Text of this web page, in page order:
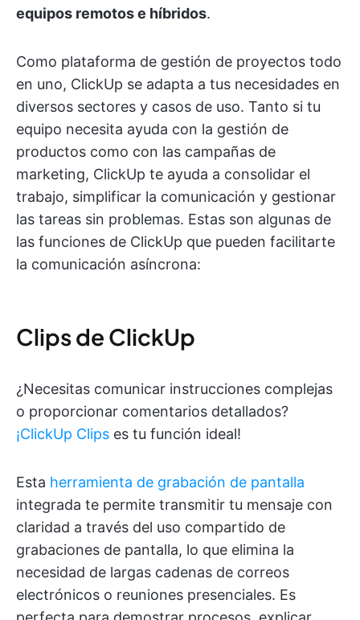
equipos remotos e híbridos.
Como plataforma de gestión de proyectos todo
en uno, ClickUp se adapta a tus necesidades en
diversos sectores y casos de uso. Tanto si tu
equipo necesita ayuda con la gestión de
productos como con las campañas de
marketing, ClickUp te ayuda a consolidar el
trabajo, simplificar la comunicación y gestionar
las tareas sin problemas. Estas son algunas de
las funciones de ClickUp que pueden facilitarte
la comunicación asíncrona:
Clips de ClickUp
¿Necesitas comunicar instrucciones complejas
o proporcionar comentarios detallados?
¡ClickUp Clips es tu función ideal!
Esta herramienta de grabación de pantalla
integrada te permite transmitir tu mensaje con
claridad a través del uso compartido de
grabaciones de pantalla, lo que elimina la
necesidad de largas cadenas de correos
electrónicos o reuniones presenciales. Es